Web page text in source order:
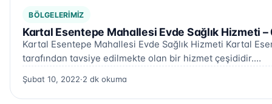
BÖLGELERIMIZ
Kartal Esentepe Mahallesi Evde Sağlık Hizmeti
Kartal Esentepe Mahallesi Evde Sağlık Hizmeti Kartal
tarafından tavsiye edilmekte olan bir hizmet çeşididir.…
Şubat 10, 2022·2 dk okuma